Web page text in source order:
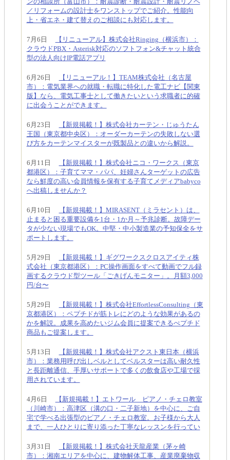
／リフォームの設計士をワンストップでご紹介。性能向
上・省エネ・建て替えのご相談にも対応します。
7月6日
【リニューアル】株式会社Ringing（横浜市）：
クラウドPBX・Asterisk対応のソフトフォン&チャット統合
型の法人向けIP電話アプリ
6月26日
【リニューアル！】TEAM株式会社（名古屋
市）：電気業界への就職・転職に特化した電工ナビ【関東
版】なら、電気工事士として働きたいという求職者に的確
に出会うことができます。
6月23日
【新規掲載！】株式会社カーテン・じゅうたん
王国（東京都中央区）：オーダーカーテンの失敗しない選
び方をカーテンマイスターが既製品との違いから解説。
6月11日
【新規掲載！】株式会社ニコ・ワークス（東京
都港区）：子育てママ・パパ、妊婦さんターゲットの広告
なら鮮度の高い会員情報を保有する子育てメディアbabyco
へ出稿しませんか？
6月10日
【新規掲載！】MIRASENT（ミラセント）は、
止まると困る重要設備を1台・1か月～予兆診断。故障デー
タが少ない現場でもOK。中堅・中小製造業の予知保全をサ
ポートします。
5月29日
【新規掲載！】ギグワークスクロスアイティ株
式会社（東京都港区）：PC操作画面をすべて動画でフル録
画するクラウド型ツール「ごきげんモニター」。月額3,000
円/台〜
5月29日
【新規掲載！】株式会社EffortlessConsulting（東
京都港区）：ペプチドが筋トレにどのような効果があるの
かを解説。成果を高めたいジム会員に提案できるぺプチド
商品もご提案します。
5月13日
【新規掲載！】株式会社アクスト東日本（横浜
市）：業務用呼び出しベルとしてベルスターは高い耐久性
と長距離通信、手厚いサポートで多くの飲食店や工場で採
用されています。
4月6日
【新規掲載！】エトワール ピアノ・チェロ教室
（川崎市）：高津区（溝の口・二子新地）を中心に、ご自
宅で学べる出張型のピアノ・チェロ教室。お子様から大人
まで、一人ひとりに寄り添った丁寧なレッスンを行ってい
3月31日
【新規掲載！】株式会社天龍産業（茅ヶ崎
市）：湘南エリアを中心に、建物解体工事、産業廃棄物収